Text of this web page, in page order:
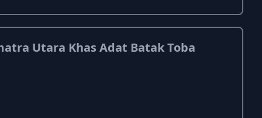
Utara Khas Adat Batak Toba